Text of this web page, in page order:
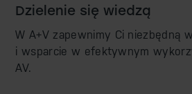
Dzielenie się wiedzą
W A+V zapewnimy Ci niezbędną
i wsparcie w efektywnym
AV.